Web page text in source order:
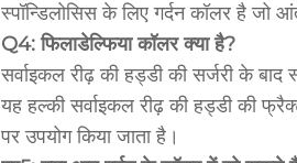
स्पॉन्डिलोसिस के लिए गर्दन कॉलर है जो
Q4: फिलाडेल्फिया कॉलर क्या है?
सर्वाइकल रीढ़ की हड्डी की सर्जरी के
यह हल्की सर्वाइकल रीढ़ की हड्डी की
पर उपयोग किया जाता है।